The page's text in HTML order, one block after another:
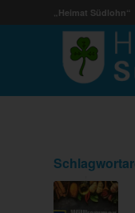
„Heimat Südlohn“